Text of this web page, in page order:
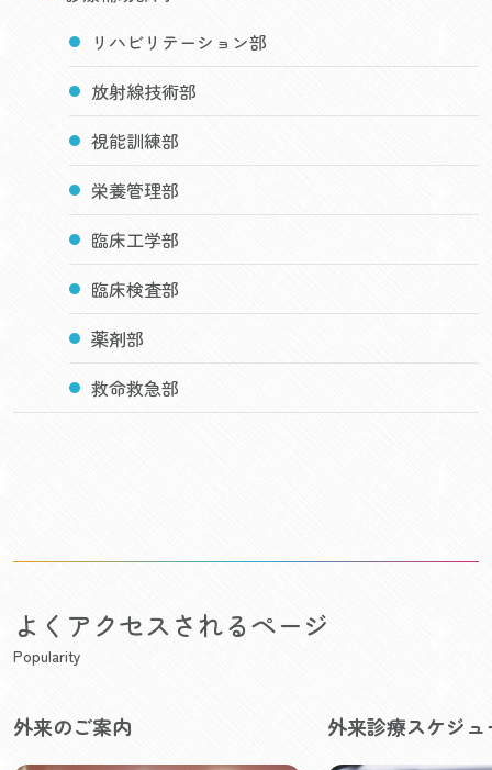
リハビリテーション部
放射線技術部
視能訓練部
栄養管理部
臨床工学部
臨床検査部
薬剤部
救命救急部
よくアクセスされるページ
Popularity
外来のご案内 外来診療スケジュ